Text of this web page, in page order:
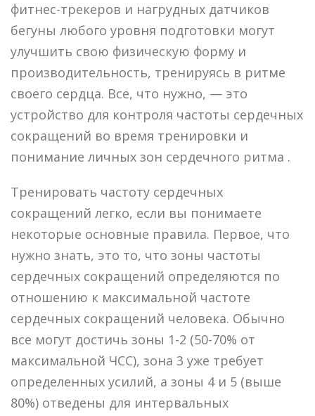
фитнес-трекеров и нагрудных датчиков
бегуны любого уровня подготовки могут
улучшить свою физическую форму и
производительность, тренируясь в ритме
своего сердца. Все, что нужно, — это
устройство для контроля частоты сердечных
сокращений во время тренировки и
понимание личных зон сердечного ритма .
Тренировать частоту сердечных
сокращений легко, если вы понимаете
некоторые основные правила. Первое, что
нужно знать, это то, что зоны частоты
сердечных сокращений определяются по
отношению к максимальной частоте
сердечных сокращений человека. Обычно
все могут достичь зоны 1-2 (50-70% от
максимальной ЧСС), зона 3 уже требует
определенных усилий, а зоны 4 и 5 (выше
80%) отведены для интервальных